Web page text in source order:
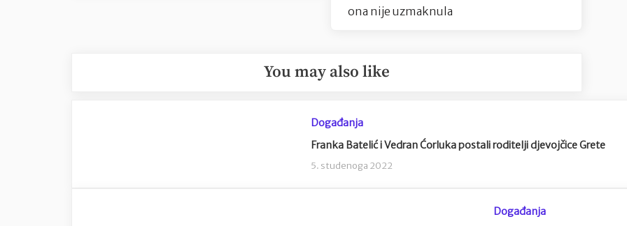
ona nije uzmaknula
You may also like
Događanja
Franka Batelić i Vedran Ćorluka postali roditelji djevojčice Grete
5. studenoga 2022
Događanja